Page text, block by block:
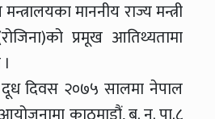
माननीय राज्य मन्त्री
प्रमूख आतिथ्यतामा
दिवस २०७५ सालमा नेपाल